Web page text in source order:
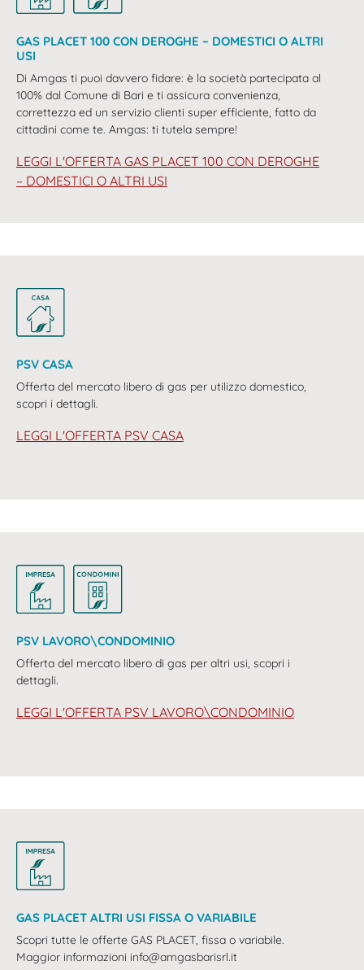
GAS PLACET 100 CON DEROGHE – DOMESTICI O ALTRI
USI
Di Amgas ti puoi davvero fidare: è la società partecipata al
100% dal Comune di Bari e ti assicura convenienza,
correttezza ed un servizio clienti super efficiente, fatto da
cittadini come te. Amgas: ti tutela sempre!
LEGGI L'OFFERTA GAS PLACET 100 CON DEROGHE
– DOMESTICI O ALTRI USI
PSV CASA
Offerta del mercato libero di gas per utilizzo domestico,
scopri i dettagli.
LEGGI L'OFFERTA PSV CASA
PSV LAVORO\CONDOMINIO
Offerta del mercato libero di gas per altri usi, scopri i
dettagli.
LEGGI L'OFFERTA PSV LAVORO\CONDOMINIO
GAS PLACET ALTRI USI FISSA O VARIABILE
Scopri tutte le offerte GAS PLACET, fissa o variabile.
Maggior informazioni info@amgasbarisrl.it